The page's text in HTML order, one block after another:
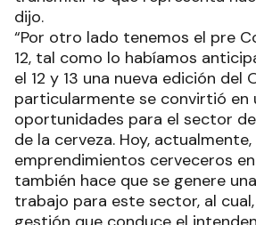
dijo.
“Por otro lado tenemos el pre
12, tal como lo habíamos
el 12 y 13 una nueva edición del
particularmente se convirtió en
oportunidades para el sector
de la cerveza. Hoy,
emprendimientos cerveceros
también hace que se genere
trabajo para este sector, al